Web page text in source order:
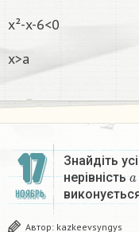
x²-x-6<0
x>a
17
НОЯБРЬ
Знайдіть
нерівність a
Автор: kazkeevsyngys